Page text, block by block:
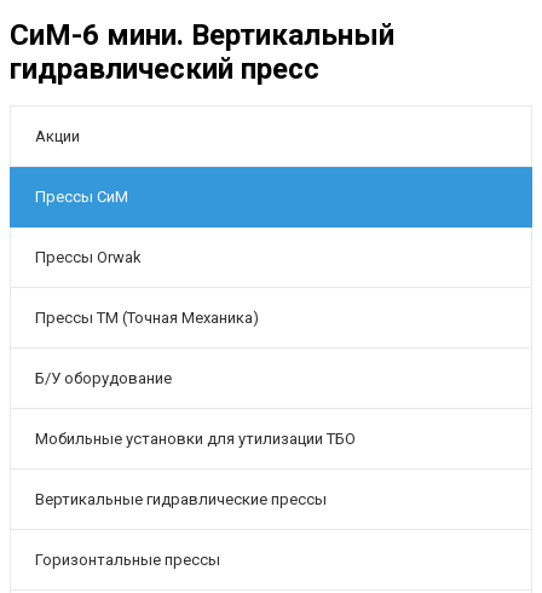
СиМ-6 мини. Вертикальный
гидравлический пресс
Акции
Прессы СиМ
Прессы Orwak
Прессы ТМ (Точная Механика)
Б/У оборудование
Мобильные установки для утилизации ТБО
Вертикальные гидравлические прессы
Горизонтальные прессы